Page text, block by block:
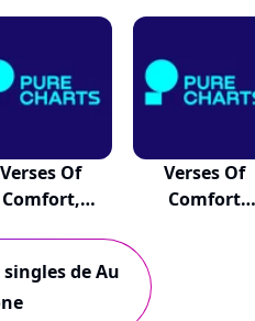
Verses Of
Comfort,
Verses Of
Comfort
de Au